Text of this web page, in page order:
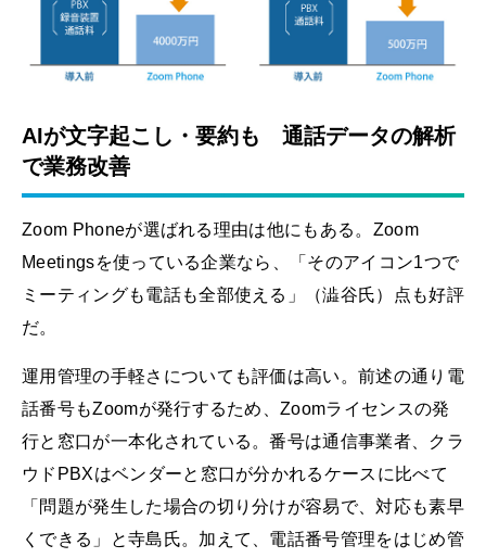
AIが文字起こし・要約も 通話データの解析
で業務改善
Zoom Phoneが選ばれる理由は他にもある。Zoom
Meetingsを使っている企業なら、「そのアイコン1つで
ミーティングも電話も全部使える」（澁谷氏）点も好評
だ。
運用管理の手軽さについても評価は高い。前述の通り電
話番号もZoomが発行するため、Zoomライセンスの発
行と窓口が一本化されている。番号は通信事業者、クラ
ウドPBXはベンダーと窓口が分かれるケースに比べて
「問題が発生した場合の切り分けが容易で、対応も素早
くできる」と寺島氏。加えて、電話番号管理をはじめ管